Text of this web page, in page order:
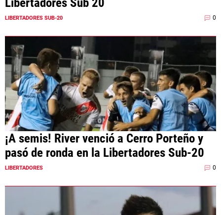
LIBERTADORES SUB-20 0
¡A semis! River venció a Cerro Porteño y
pasó de ronda en la Libertadores Sub-20
LIBERTADORES 0